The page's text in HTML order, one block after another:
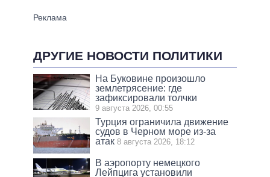
ДРУГИЕ НОВОСТИ ПОЛИТИКИ
На Буковине произошло
землетрясение: где
зафиксировали толчки
9 августа 2026, 00:55
Турция ограничила движение
судов в Черном море из-за
атак 8 августа 2026, 18:12
В аэропорту немецкого
Лейпцига установили